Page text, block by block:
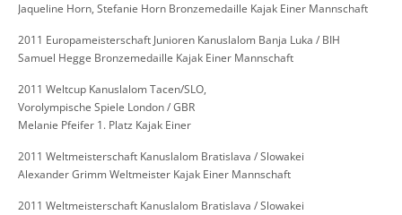
Jaqueline Horn, Stefanie Horn Bronzemedaille Kajak Einer Mannschaft
2011 Europameisterschaft Junioren Kanuslalom Banja Luka / BIH
Samuel Hegge Bronzemedaille Kajak Einer Mannschaft
2011 Weltcup Kanuslalom Tacen/SLO,
Vorolympische Spiele London / GBR
Melanie Pfeifer 1. Platz Kajak Einer
2011 Weltmeisterschaft Kanuslalom Bratislava / Slowakei
Alexander Grimm Weltmeister Kajak Einer Mannschaft
2011 Weltmeisterschaft Kanuslalom Bratislava / Slowakei